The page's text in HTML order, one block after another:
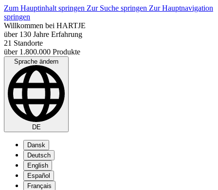
Zum Hauptinhalt springen Zur Suche springen Zur Hauptnavigation
springen
Willkommen bei HARTJE
über 130 Jahre Erfahrung
21 Standorte
über 1.800.000 Produkte
Sprache ändern
DE
Dansk
Deutsch
English
Español
Français